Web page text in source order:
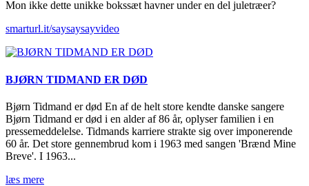
Mon ikke dette unikke bokssæt havner under en del juletræer?
smarturl.it/saysaysayvideo
BJØRN TIDMAND ER DØD
Bjørn Tidmand er død En af de helt store kendte danske sangere
Bjørn Tidmand er død i en alder af 86 år, oplyser familien i en
pressemeddelelse. Tidmands karriere strakte sig over imponerende
60 år. Det store gennembrud kom i 1963 med sangen 'Brænd Mine
Breve'. I 1963...
læs mere